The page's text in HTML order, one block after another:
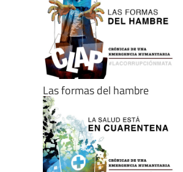
Las formas del hambre